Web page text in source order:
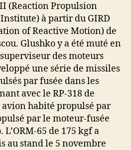
(Reaction Propulsion
à partir du GIRD
of Reactive Motion) de
Glushko y a été muté en
des moteurs
une série de missiles
par fusée dans les
avec le RP-318 de
habité propulsé par
par le moteur-fusée
L’ORM-65 de 175 kgf a
au stand le 5 novembre